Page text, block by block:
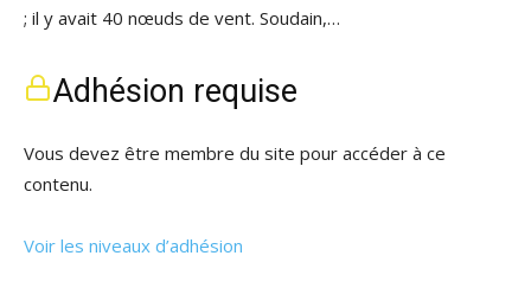
; il y avait 40 nœuds de vent. Soudain,…
Adhésion requise
Vous devez être membre du site pour accéder à ce
contenu.
Voir les niveaux d’adhésion